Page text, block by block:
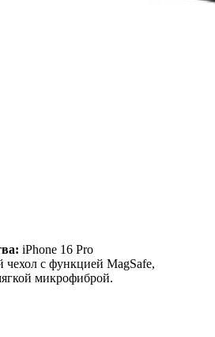
iPhone 16 Pro
с функцией MagSafe,
микрофиброй.